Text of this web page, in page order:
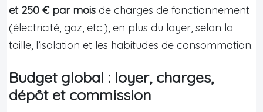
et 250 € par mois de charges de fonctionnement
(électricité, gaz, etc.), en plus du loyer, selon la
taille, l’isolation et les habitudes de consommation.
Budget global : loyer, charges,
dépôt et commission